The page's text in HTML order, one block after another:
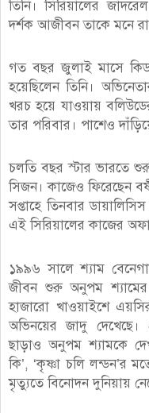
তিনি। সিরিয়ালের
দর্শক আজীবন তাকে মনে
গত বছর জুলাই মাসে
হয়েছিলেন তিনি।
খরচ হয়ে যাওয়ায়
তার পরিবার। পাশেও
চলতি বছর স্টার ভারতে
সিজন। কাজেও ফিরেছেন
সপ্তাহে তিনবার
এই সিরিয়ালের কাজের
১৯৯৬ সালে শ্যাম
জীবন শুরু অনুপম
হাজারো খাওয়াইশে
অভিনয়ের জাদু
ছাড়াও অনুপম শ্যামকে
কি’, ‘কৃষ্ণা চলি লন্ডন’র
মৃত্যুতে বিনোদন দুনিয়ায়